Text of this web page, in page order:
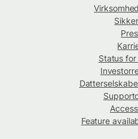
Status
Feature